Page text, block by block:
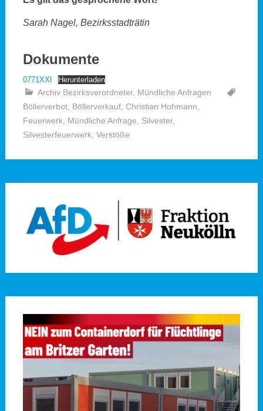
Sarah Nagel, Bezirksstadträtin
Dokumente
0771XXI Herunterladen
Archiv Bezirksverordneter, Mündliche Anfragen
Böllerverbot, Böllerverkauf, Christian Hohmann
Feuerwerk, Mündliche Anfrage Silvester,
Silvesterfeuerwerk, Verstöße